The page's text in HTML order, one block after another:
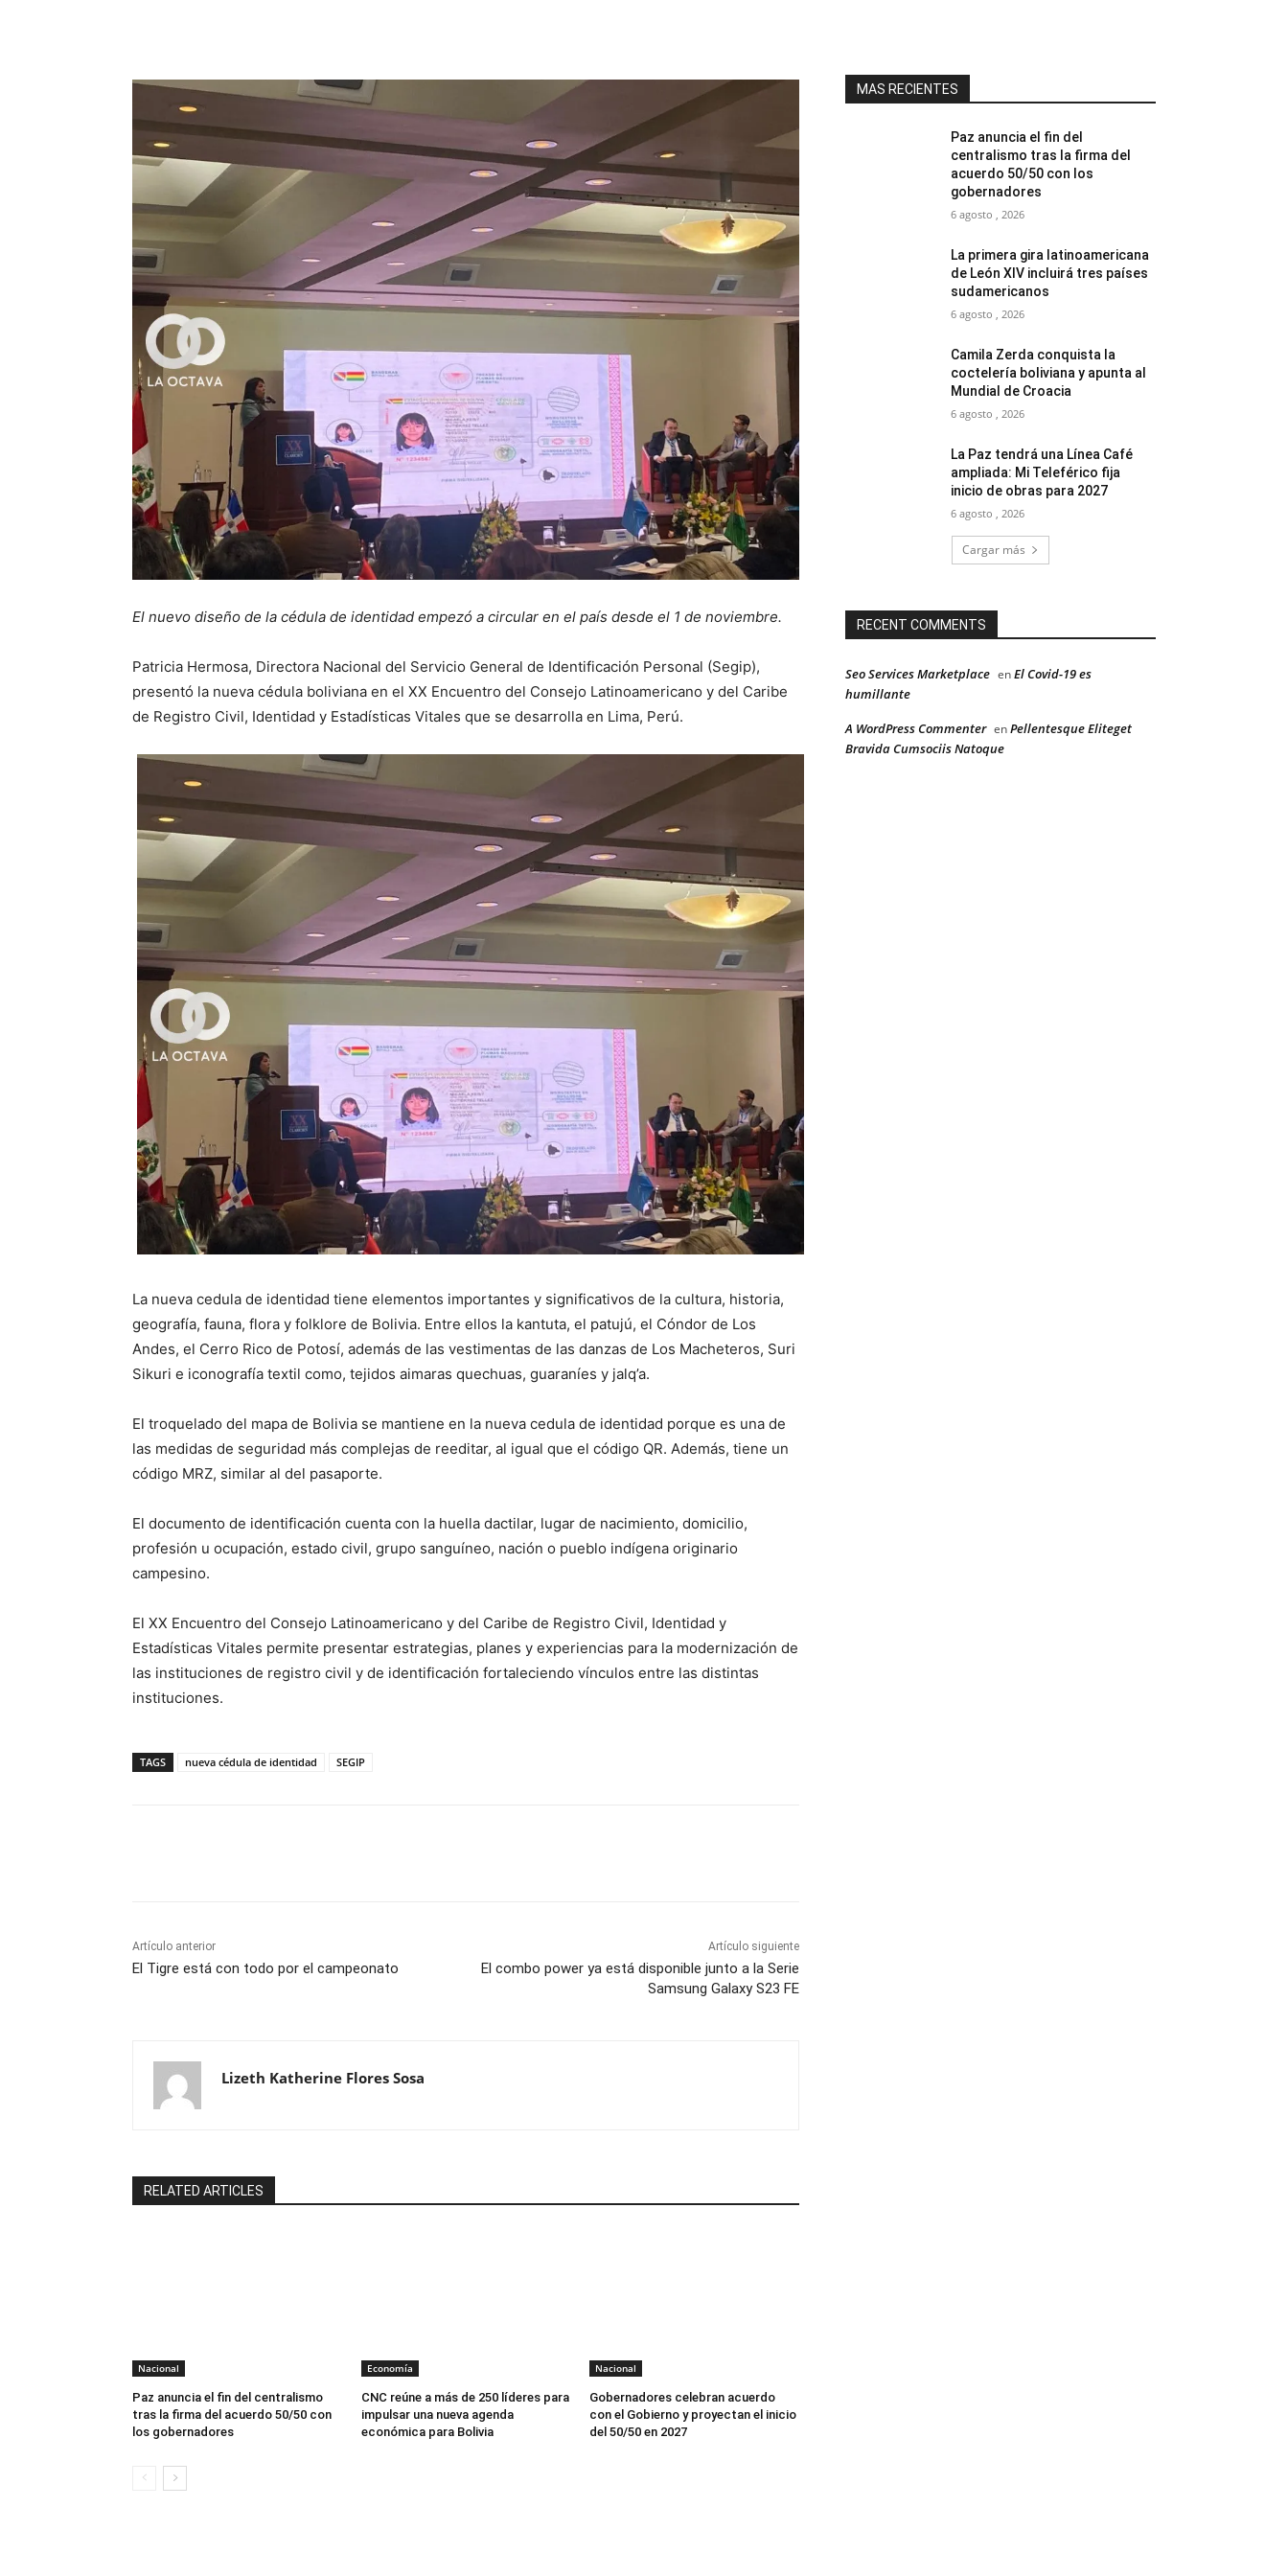
El nuevo diseño de la cédula de identidad empezó a circular en el país desde el 1 de noviembre.
Patricia Hermosa, Directora Nacional del Servicio General de Identificación Personal (Segip),
presentó la nueva cédula boliviana en el XX Encuentro del Consejo Latinoamericano y del Caribe
de Registro Civil, Identidad y Estadísticas Vitales que se desarrolla en Lima, Perú.
La nueva cedula de identidad tiene elementos importantes y significativos de la cultura, historia,
geografía, fauna, flora y folklore de Bolivia. Entre ellos la kantuta, el patujú, el Cóndor de Los
Andes, el Cerro Rico de Potosí, además de las vestimentas de las danzas de Los Macheteros, Suri
Sikuri e iconografía textil como, tejidos aimaras quechuas, guaraníes y jalq’a.
El troquelado del mapa de Bolivia se mantiene en la nueva cedula de identidad porque es una de
las medidas de seguridad más complejas de reeditar, al igual que el código QR. Además, tiene un
código MRZ, similar al del pasaporte.
El documento de identificación cuenta con la huella dactilar, lugar de nacimiento, domicilio,
profesión u ocupación, estado civil, grupo sanguíneo, nación o pueblo indígena originario
campesino.
El XX Encuentro del Consejo Latinoamericano y del Caribe de Registro Civil, Identidad y
Estadísticas Vitales permite presentar estrategias, planes y experiencias para la modernización de
las instituciones de registro civil y de identificación fortaleciendo vínculos entre las distintas
instituciones.
TAGS nueva cédula de identidad SEGIP
Artículo anterior
El Tigre está con todo por el campeonato
Artículo siguiente
El combo power ya está disponible junto a la Serie
Samsung Galaxy S23 FE
Lizeth Katherine Flores Sosa
RELATED ARTICLES
Nacional
Paz anuncia el fin del centralismo
tras la firma del acuerdo 50/50 con
los gobernadores
Economía
CNC reúne a más de 250 líderes para
impulsar una nueva agenda
económica para Bolivia
Nacional
Gobernadores celebran acuerdo
con el Gobierno y proyectan el inicio
del 50/50 en 2027
MAS RECIENTES
Paz anuncia el fin del
centralismo tras la firma del
acuerdo 50/50 con los
gobernadores
6 agosto , 2026
La primera gira latinoamericana
de León XIV incluirá tres países
sudamericanos
6 agosto , 2026
Camila Zerda conquista la
coctelería boliviana y apunta al
Mundial de Croacia
6 agosto , 2026
La Paz tendrá una Línea Café
ampliada: Mi Teleférico fija
inicio de obras para 2027
6 agosto , 2026
Cargar más
RECENT COMMENTS
Seo Services Marketplace enEl Covid-19 es
humillante
A WordPress Commenter enPellentesque Eliteget
Bravida Cumsociis Natoque